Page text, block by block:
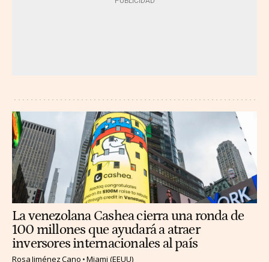
La venezolana Cashea cierra una ronda de
100 millones que ayudará a atraer
inversores internacionales al país
Rosa Jiménez Cano Miami (EEUU)